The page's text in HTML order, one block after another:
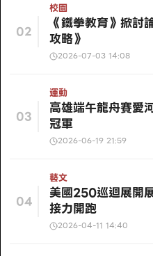
02
校園
《鐵拳教育》掀討
攻略》
2026-07-03 14:08
03
運動
高雄端午龍舟賽愛
冠軍
2026-06-19 21:59
04
藝文
美國250巡迴展開
接力開跑
2026-04-11 14:40